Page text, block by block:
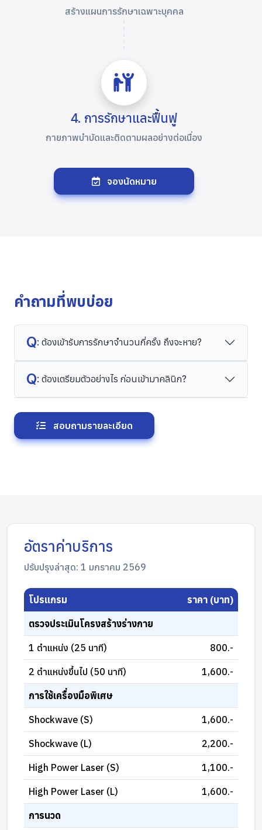
สร้างแผนการรักษาเฉพาะบุคคล
4. การรักษาและฟื้นฟู
กายภาพบำบัดและติดตามผลอย่างต่อเนื่อง
จองนัดหมาย
คำถามที่พบบ่อย
Q: ต้องเข้ารับการรักษาจำนวนกี่ครั้ง ถึงจะหาย?
Q: ต้องเตรียมตัวอย่างไร ก่อนเข้ามาคลินิก?
สอบถามรายละเอียด
อัตราค่าบริการ
ปรับปรุงล่าสุด: 1 มกราคม 2569
โปรแกรม ราคา (บาท)
ตรวจประเมินโครงสร้างร่างกาย
1 ตำแหน่ง (25 นาที) 800.-
2 ตำแหน่งขึ้นไป (50 นาที) 1,600.-
การใช้เครื่องมือพิเศษ
Shockwave (S) 1,600.-
Shockwave (L) 2,200.-
High Power Laser (S) 1,100.-
High Power Laser (L) 1,600.-
การนวด